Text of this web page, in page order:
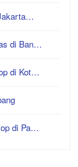
di Ban…
di Kot…
di Pa…